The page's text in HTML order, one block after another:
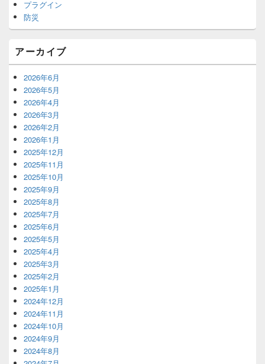
プラグイン
防災
アーカイブ
2026年6月
2026年5月
2026年4月
2026年3月
2026年2月
2026年1月
2025年12月
2025年11月
2025年10月
2025年9月
2025年8月
2025年7月
2025年6月
2025年5月
2025年4月
2025年3月
2025年2月
2025年1月
2024年12月
2024年11月
2024年10月
2024年9月
2024年8月